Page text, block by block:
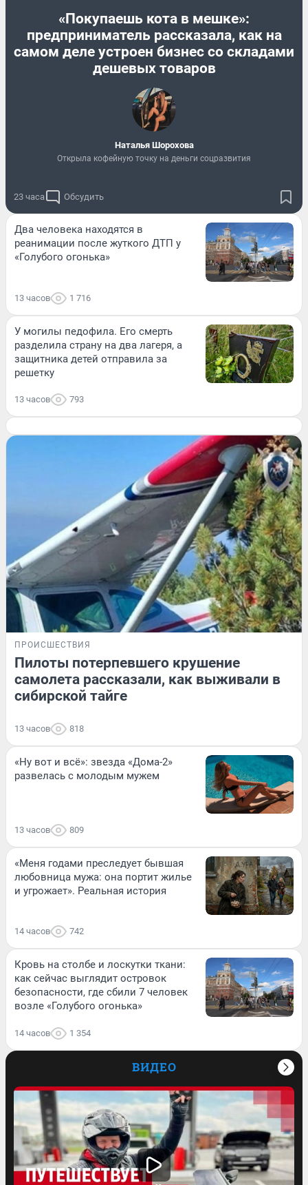
«Покупаешь кота в мешке»:
предприниматель рассказала, как на
самом деле устроен бизнес со складами
дешевых товаров
Наталья Шорохова
Открыла кофейную точку на деньги соцразвития
23 часа Обсудить
Два человека находятся в
реанимации после жуткого ДТП у
«Голубого огонька»
13 часов 1 716
У могилы педофила. Его смерть
разделила страну на два лагеря, а
защитника детей отправила за
решетку
13 часов 793
ПРОИСШЕСТВИЯ
Пилоты потерпевшего крушение
самолета рассказали, как выживали в
сибирской тайге
13 часов 818
«Ну вот и всё»: звезда «Дома-2»
развелась с молодым мужем
13 часов 809
«Меня годами преследует бывшая
любовница мужа: она портит жилье
и угрожает». Реальная история
14 часов 742
Кровь на столбе и лоскутки ткани:
как сейчас выглядит островок
безопасности, где сбили 7 человек
возле «Голубого огонька»
14 часов 1 354
ВИДЕО